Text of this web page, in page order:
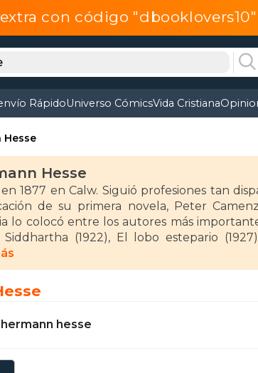
con código "dbooklovers10"
RápidoUniverso CómicsVida Cristiana
Hesse
Hesse
1877 en Calw. Siguió profesiones tan
de su primera novela, Peter
lo colocó entre los autores más
Siddhartha (1922), El lobo estepario
recibió en 1946 el premio Nobel de
hermann hesse